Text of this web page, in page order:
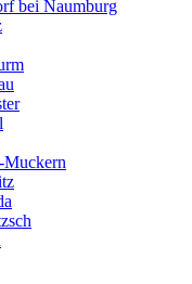
bei Naumburg